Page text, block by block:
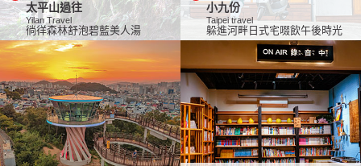
太平山過往
Yilan Travel
徜徉森林舒泡碧藍美人湯
小九份
Taipei travel
躲進河畔日式宅啜飲午後時光